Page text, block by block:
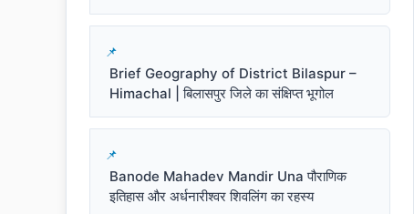
Brief Geography of District Bilaspur –
Himachal | बिलासपुर जिले का संक्षिप्त भूगोल
Banode Mahadev Mandir Una पौराणिक
इतिहास और अर्धनारीश्वर शिवलिंग का रहस्य